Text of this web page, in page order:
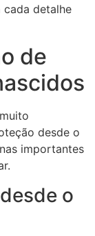
cada detalhe
de
desde o
importantes
o